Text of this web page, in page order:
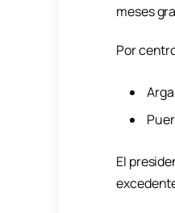
meses
Por
El